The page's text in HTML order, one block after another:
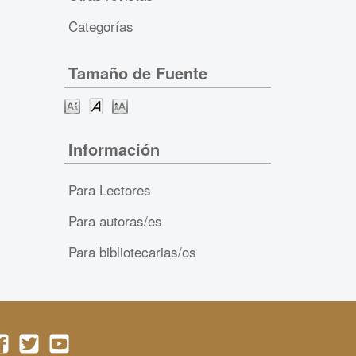
Categorías
Tamaño de Fuente
Información
Para Lectores
Para autoras/es
Para bibliotecarias/os